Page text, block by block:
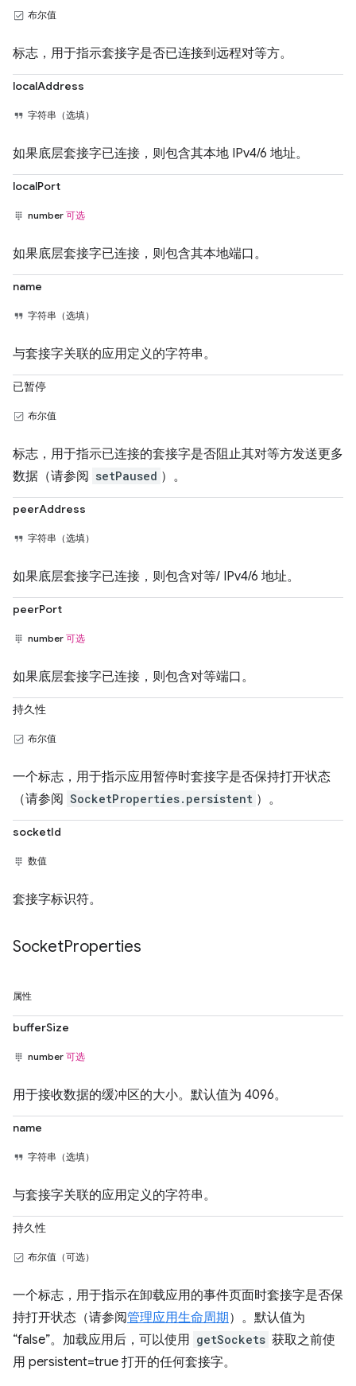
布尔值
标志，用于指示套接字是否已连接到远程对等方。
localAddress
字符串（选填）
如果底层套接字已连接，则包含其本地 IPv4/6 地址。
localPort
number 可选
如果底层套接字已连接，则包含其本地端口。
name
字符串（选填）
与套接字关联的应用定义的字符串。
已暂停
布尔值
标志，用于指示已连接的套接字是否阻止其对等方发送更多
数据（请参阅 setPaused ）。
peerAddress
字符串（选填）
如果底层套接字已连接，则包含对等/ IPv4/6 地址。
peerPort
number 可选
如果底层套接字已连接，则包含对等端口。
持久性
布尔值
一个标志，用于指示应用暂停时套接字是否保持打开状态
（请参阅 SocketProperties.persistent ）。
socketId
数值
套接字标识符。
SocketProperties
属性
bufferSize
number 可选
用于接收数据的缓冲区的大小。默认值为 4096。
name
字符串（选填）
与套接字关联的应用定义的字符串。
持久性
布尔值（可选）
一个标志，用于指示在卸载应用的事件页面时套接字是否保
持打开状态（请参阅管理应用生命周期 ）。默认值为
“false”。加载应用后，可以使用 getSockets 获取之前使
用 persistent=true 打开的任何套接字。